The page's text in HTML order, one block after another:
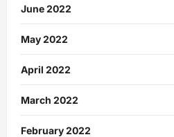
June 2022
May 2022
April 2022
March 2022
February 2022